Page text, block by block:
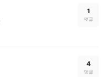
1
댓글
4
댓글